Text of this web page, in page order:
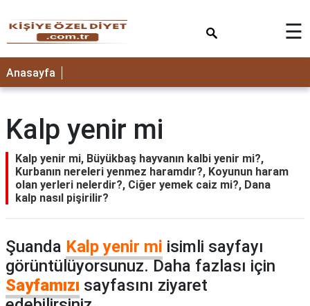
ANASAYFA
☰
Anasayfa
Kalp yenir mi
Kalp yenir mi, Büyükbaş hayvanın kalbi yenir mi?,
Kurbanın nereleri yenmez haramdır?, Koyunun haram
olan yerleri nelerdir?, Ciğer yemek caiz mi?, Dana
kalp nasıl pişirilir?
Şuanda Kalp yenir mi isimli sayfayı
görüntülüyorsunuz. Daha fazlası için
Sayfamızı sayfasını ziyaret